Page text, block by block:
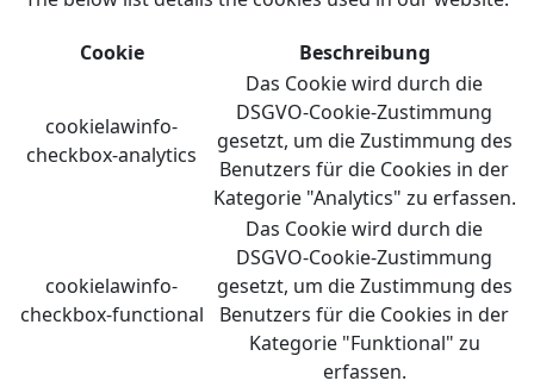
Cookie Beschreibung
cookielawinfo-
checkbox-analytics
Das Cookie wird durch die
DSGVO-Cookie-Zustimmung
gesetzt, um die Zustimmung des
Benutzers für die Cookies in der
Kategorie "Analytics" zu erfassen.
cookielawinfo-
checkbox-functional
Das Cookie wird durch die
DSGVO-Cookie-Zustimmung
gesetzt, um die Zustimmung des
Benutzers für die Cookies in der
Kategorie "Funktional" zu
erfassen.